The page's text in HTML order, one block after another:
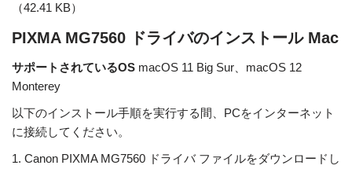
（42.41 KB）
PIXMA MG7560 ドライバのインストール Mac
サポートされているOS macOS 11 Big Sur、macOS 12
Monterey
以下のインストール手順を実行する間、PCをインターネット
に接続してください。
1. Canon PIXMA MG7560 ドライバ ファイルをダウンロードし